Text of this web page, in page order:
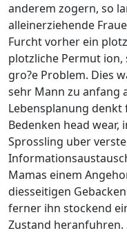
anderem zogern, so
alleinerziehende
Furcht vorher ein
plotzliche Permut
gro?e Problem. Dies
sehr Mann zu anfang
Lebensplanung
Bedenken head
Sprossling uber
Mamas einem
diesseitigen
ferner ihn stockend
Zustand heranfuhren.